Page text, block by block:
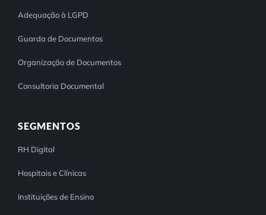
Adequação à LGPD
Guarda de Documentos
Organização de Documentos
Consultoria Documental
SEGMENTOS
RH Digital
Hospitais e Clínicas
Instituições de Ensino